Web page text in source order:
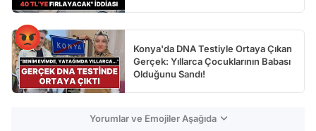
Konya'da DNA Testiyle Ortaya Çıkan
Gerçek: Yıllarca Çocuklarının Babası
Olduğunu Sandı!
Yorumlar ve Emojiler Aşağıda